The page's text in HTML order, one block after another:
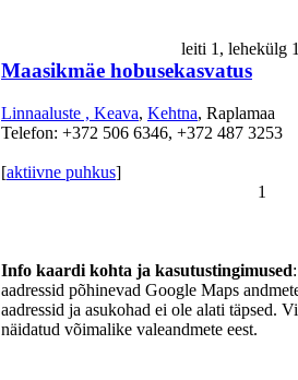
leiti 1,
Maasikmäe hobusekasvatus
Linnaaluste , Keava, Kehtna, Raplamaa
Telefon: +372 506 6346, +372 487 3253
[aktiivne puhkus]
1
Info kaardi kohta ja kasutustingimused
aadressid põhinevad Google Maps
aadressid ja asukohad ei ole alati täpsed.
näidatud võimalike valeandmete eest.